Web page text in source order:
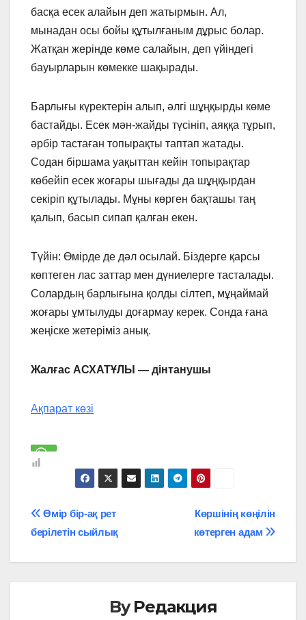
басқа есек алайын деп жатырмын. Ал,
мынадан осы бойы құтылғаным дұрыс болар.
Жатқан жерінде көме салайын, деп үйіндегі
бауырларын көмекке шақырады.
Барлығы күректерін алып, әлгі шұңқырды көме
бастайды. Есек мән-жайды түсініп, аяққа тұрып,
әрбір тастаған топырақты таптап жатады.
Содан біршама уақыттан кейін топырақтар
көбейіп есек жоғары шығады да шұңқырдан
секіріп құтылады. Мұны көрген бақташы таң
қалып, басып сипап қалған екен.
Түйін: Өмірде де дәл осылай. Біздерге қарсы
көптеген лас заттар мен дүниелерге тасталады.
Солардың барлығына қолды сілтеп, мұңаймай
жоғары ұмтылуды доғармау керек. Сонда ғана
жеңіске жетеріміз анық.
Жалғас АСХАТҰЛЫ — дінтанушы
Ақпарат көзі
Навигация
по
Көршінің көңілін
көтерген адам
Өмір бір-ақ рет
берілетін сыйлық
ByРедакция